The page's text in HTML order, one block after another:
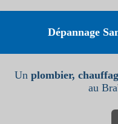
Dépannage
Un plombier,
au